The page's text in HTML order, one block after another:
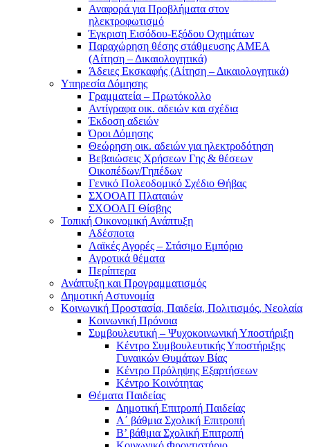
Αναφορά για Προβλήματα στον
ηλεκτροφωτισμό
Έγκριση Εισόδου-Εξόδου Οχημάτων
Παραχώρηση θέσης στάθμευσης ΑΜΕΑ
(Αίτηση – Δικαιολογητικά)
Άδειες Εκσκαφής (Αίτηση – Δικαιολογητικά)
Υπηρεσία Δόμησης
Γραμματεία – Πρωτόκολλο
Αντίγραφα οικ. αδειών και σχέδια
Έκδοση αδειών
Όροι Δόμησης
Θεώρηση οικ. αδειών για ηλεκτροδότηση
Βεβαιώσεις Χρήσεων Γης & θέσεων
Οικοπέδων/Γηπέδων
Γενικό Πολεοδομικό Σχέδιο Θήβας
ΣΧΟΟΑΠ Πλαταιών
ΣΧΟΟΑΠ Θίσβης
Τοπική Οικονομική Ανάπτυξη
Αδέσποτα
Λαϊκές Αγορές – Στάσιμο Εμπόριο
Αγροτικά θέματα
Περίπτερα
Ανάπτυξη και Προγραμματισμός
Δημοτική Αστυνομία
Κοινωνική Προστασία, Παιδεία, Πολιτισμός, Νεολαία
Κοινωνική Πρόνοια
Συμβουλευτική – Ψυχοκοινωνική Υποστήριξη
Κέντρο Συμβουλευτικής Υποστήριξης
Γυναικών Θυμάτων Βίας
Κέντρο Πρόληψης Εξαρτήσεων
Κέντρο Κοινότητας
Θέματα Παιδείας
Δημοτική Επιτροπή Παιδείας
Α΄ βάθμια Σχολική Επιτροπή
B’ βάθμια Σχολική Επιτροπή